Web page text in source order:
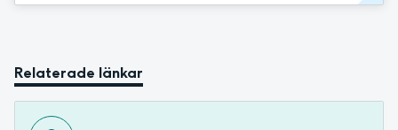
Relaterade länkar